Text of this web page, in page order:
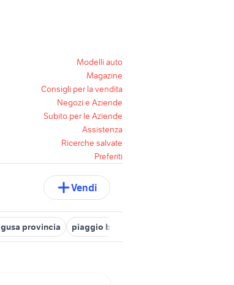
Modelli auto
Magazine
Consigli per la vendita
Negozi e Aziende
Subito per le Aziende
Assistenza
Ricerche salvate
Preferiti
Vendi
provincia piaggio beverly moto Palermo provincia